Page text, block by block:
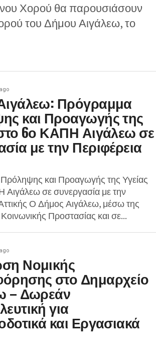
Χορού θα παρουσιάσουν
του Δήμου Αιγάλεω, το
Πρόγραμμα
και Προαγωγής της
6ο ΚΑΠΗ Αιγάλεω σε
με την Περιφέρεια
και Προαγωγής της Υγείας
σε συνεργασία με την
Ο Δήμος Αιγάλεω, μέσω της
Προστασίας και σε...
Νομικής
στο Δημαρχείο
– Δωρεάν
για
και Εργασιακά